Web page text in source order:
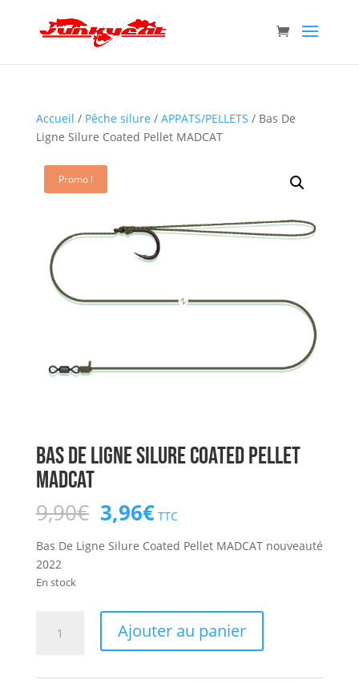
Accueil / Pêche silure / APPATS/PELLETS / Bas De
Ligne Silure Coated Pellet MADCAT
Promo !
Bas De Ligne Silure Coated Pellet
MADCAT
9,90€ Le
prix
initial
3,96€Le
prix
actuel
TTC
Bas De Ligne Silure Coated Pellet MADCAT nouveauté
2022
En stock
De
Ajouter au panier